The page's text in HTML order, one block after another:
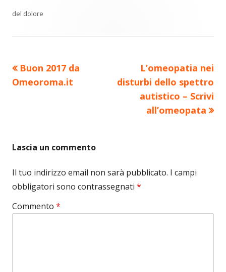
del dolore
Navigazione
Precedente
articolo:
Buon 2017 da
Omeoroma.it
Nuovo
articolo:
L’omeopatia nei
disturbi dello spettro
autistico – Scrivi
all’omeopata
Lascia un commento
Il tuo indirizzo email non sarà pubblicato. I campi
obbligatori sono contrassegnati *
Commento *